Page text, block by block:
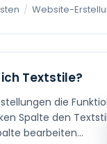
/ Website-
Textstile?
die
Spalte den
bearbeiten...